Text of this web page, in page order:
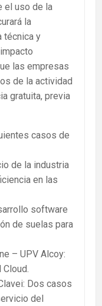
el uso de la
la
técnica y
las empresas
de la actividad
gratuita, previa
casos de
de la industria
en las
software
de suelas para
– UPV Alcoy:
Dos casos
del